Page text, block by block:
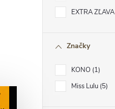
EXTRA ZĽAVA
Značky
KONO 1
Miss Lulu 5